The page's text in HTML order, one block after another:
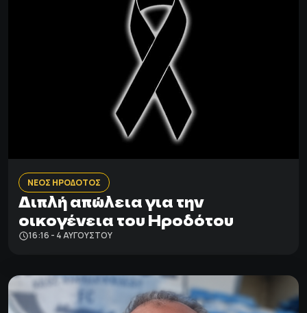
ΝΕΟΣ ΗΡΟΔΟΤΟΣ
Διπλή απώλεια για την
οικογένεια του Ηροδότου
16:16 - 4 ΑΥΓΟΎΣΤΟΥ